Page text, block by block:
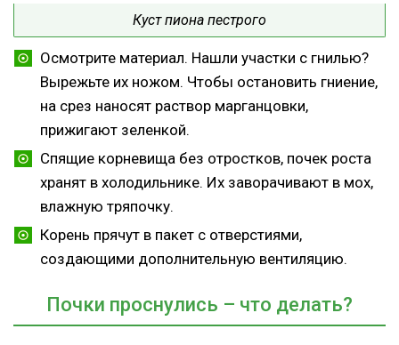
Куст пиона пестрого
Осмотрите материал. Нашли участки с гнилью?
Вырежьте их ножом. Чтобы остановить гниение,
на срез наносят раствор марганцовки,
прижигают зеленкой.
Спящие корневища без отростков, почек роста
хранят в холодильнике. Их заворачивают в мох,
влажную тряпочку.
Корень прячут в пакет с отверстиями,
создающими дополнительную вентиляцию.
Почки проснулись – что делать?